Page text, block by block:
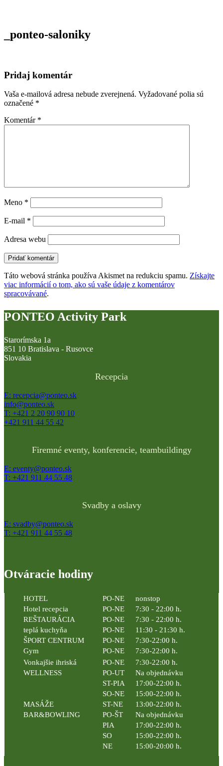
_ponteo-saloniky
Pridaj komentár
Vaša e-mailová adresa nebude zverejnená. Vyžadované polia sú
označené *
Komentár *
Meno *
E-mail *
Adresa webu
Táto webová stránka používa Akismet na redukciu spamu. Získajte
viac informácií o tom, ako sú vaše údaje z komentárov
spracovávané.
PONTEO Activity Park
Starorímska 1a
851 10 Bratislava - Rusovce
Slovakia
Recepcia
E: recepcia@ponteo.sk
info@ponteo.sk
T: +421 2 20 90 90 10
+421 911 44 55 42
Firemné eventy, konferencie, teambuildingy
E: eventy@ponteo.sk
T: +421 911 44 55 48
Svadby a oslavy
E: svadby@ponteo.sk
T: +421 911 44 55 48
Otváracie hodiny
HOTEL PO-NE
nonstop
Hotel recepcia
PO-NE
7:30 - 22:00 h.
REŠTAURÁCIA
PO-NE
7:30 - 22:00 h.
teplá kuchyňa
PO-NE
11:30 - 21:30 h.
ŠPORT CENTRUM
PO-NE
7:30-22:00 h.
Gym
PO-NE
7:30-22:00 h.
Vonkajšie ihriská
PO-NE
7:30-22:00 h.
WELLNESS
PO-UT
Na objednávku
ST-PIA
17:00-22:00 h.
SO-NE
15:00-22:00 h.
MASÁŽE
ST-NE
13:00-22:00 h.
BAR&BOWLING
PO-ŠT
Na objednávku
PIA
17:00-22:00 h.
SO
15:00-22:00 h.
NE
15:00-20:00 h.